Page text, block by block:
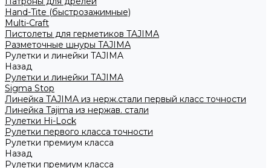
Hand-Tite (быстрозажимные)
Multi-Craft
Пистолеты для герметиков TAJIMA
Разметочные шнуры TAJIMA
Рулетки и линейки TAJIMA
Назад
Рулетки и линейки TAJIMA
Sigma Stop
Линейка TAJIMA из нерж.стали первый класс точности
Линейка Tajima из нержав. стали
Рулетки Hi-Lock
Рулетки первого класса точности
Рулетки премиум класса
Назад
Рулетки премиум класса